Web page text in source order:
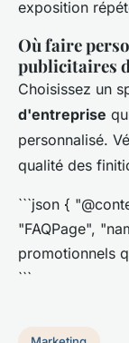
exposition
Où faire
publicitaires
Choisissez un
d'entreprise
personnalisé.
qualité des
```json {
"FAQPage",
promotionnels
```